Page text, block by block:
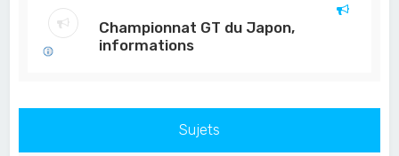
Championnat GT du Japon,
informations
Sujets